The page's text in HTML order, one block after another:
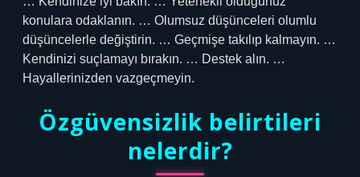
konulara odaklanın. … Olumsuz düşünceleri olumlu
düşüncelerle değiştirin. … Geçmişe takılıp kalmayın. …
Kendinizi suçlamayı bırakın. … Destek alın. …
Hayallerinizden vazgeçmeyin.
Özgüvensizlik belirtileri
nelerdir?